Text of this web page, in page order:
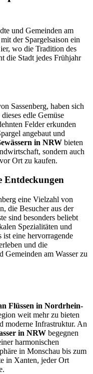
und Gemeinden am
der Spargelsaison ein
wo die Tradition des
die Stadt jedes Frühjahr
Sassenberg, haben sich
edle Gemüse
Felder erkunden
angebaut und
in NRW bieten
sondern auch
Ort zu kaufen.
Entdeckungen
eine Vielzahl von
die Besucher aus der
sind besonders beliebt
Spezialitäten und
eine hervorragende
und die
Gemeinden am Wasser zu
Flüssen in Nordrhein-
weit mehr zu bieten
moderne Infrastruktur. An
in NRW begegnen
harmonischen
in Monschau bis zum
in Xanten, jeder Ort